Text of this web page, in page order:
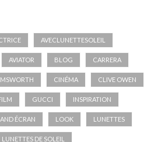
AVECLUNETTESOLEIL
AVIATOR BLOG CARRERA
CINÉMA CLIVE OWEN
GUCCI INSPIRATION
ÉCRAN LOOK LUNETTES
LUNETTES DE SOLEIL